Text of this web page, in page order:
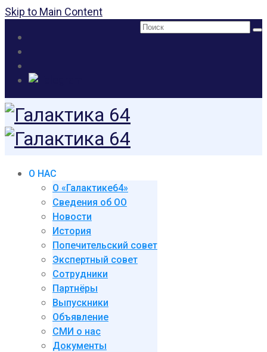
Skip to Main Content
Поиск:
О НАС
О «Галактике64»
Сведения об ОО
Новости
История
Попечительский совет
Экспертный совет
Сотрудники
Партнёры
Выпускники
Объявление
СМИ о нас
Документы